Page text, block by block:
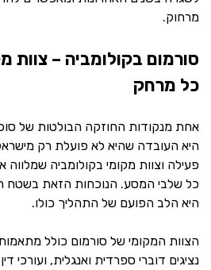
מרחוק.
סורמום בקולומביה –
כל מרחק
אחת מנקודות החוזקה הבולטות של
היא העובדה שהיא לא פועלת רק
פעילה וצוות מקומי בקולומביה שמלווה
כל שלבי המסע. הנוכחות הזאת בשטח
היא הלב הפועם של התהליך כולו.
הצוות המקומי של סורמום כולל מתאמות
נציגים דוברי ספרדית ואנגלית, ועורכי